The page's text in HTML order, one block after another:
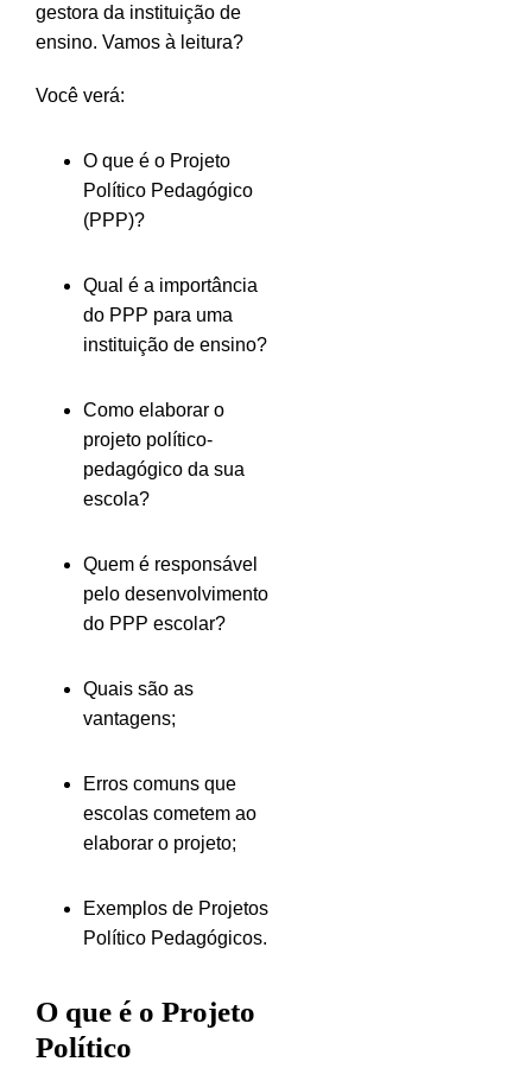
gestora da instituição de
ensino. Vamos à leitura?
Você verá:
O que é o Projeto
Político Pedagógico
(PPP)?
Qual é a importância
do PPP para uma
instituição de ensino?
Como elaborar o
projeto político-
pedagógico da sua
escola?
Quem é responsável
pelo desenvolvimento
do PPP escolar?
Quais são as
vantagens;
Erros comuns que
escolas cometem ao
elaborar o projeto;
Exemplos de Projetos
Político Pedagógicos.
O que é o Projeto
Político